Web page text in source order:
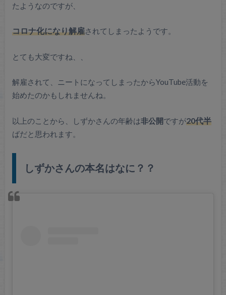
たようなのですが、
コロナ化になり解雇されてしまったようです。
とても大変ですね、、
解雇されて、ニートになってしまったからYouTube活動を
始めたのかもしれませんね。
以上のことから、しずかさんの年齢は非公開ですが20代半
ばだと思われます。
しずかさんの本名はなに？？